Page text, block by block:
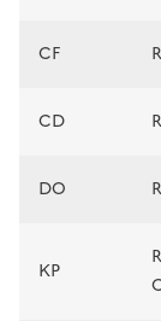
CF
CD
DO
KP